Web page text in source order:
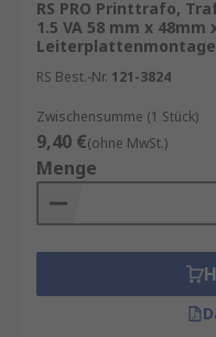
RS PRO Printtrafo,
1.5 VA 58 mm x 48mm
Leiterplattenmontage
RS Best.-Nr. 121-3824
Zwischensumme (1 Stück)
9,40 €(ohne MwSt.)
Menge